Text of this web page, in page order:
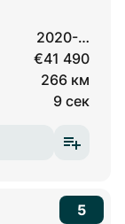
2020-…
€41 490
266 км
9 сек
5